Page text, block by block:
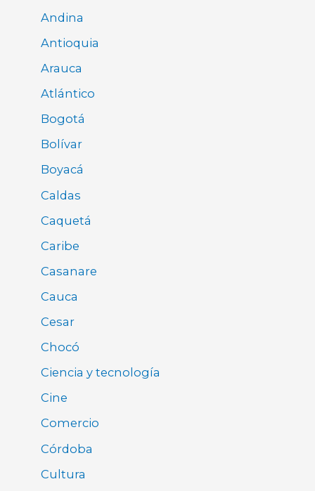
Andina
Antioquia
Arauca
Atlántico
Bogotá
Bolívar
Boyacá
Caldas
Caquetá
Caribe
Casanare
Cauca
Cesar
Chocó
Ciencia y tecnología
Cine
Comercio
Córdoba
Cultura